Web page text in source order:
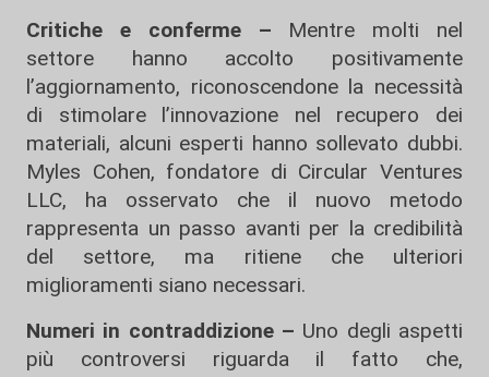
Critiche e conferme – Mentre molti nel
settore hanno accolto positivamente
l’aggiornamento, riconoscendone la necessità
di stimolare l’innovazione nel recupero dei
materiali, alcuni esperti hanno sollevato dubbi.
Myles Cohen, fondatore di Circular Ventures
LLC, ha osservato che il nuovo metodo
rappresenta un passo avanti per la credibilità
del settore, ma ritiene che ulteriori
miglioramenti siano necessari.
Numeri in contraddizione – Uno degli aspetti
più controversi riguarda il fatto che,